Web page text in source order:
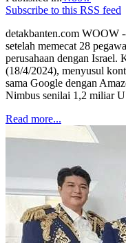
Subscribe to this RSS feed
detakbanten.com WOOW
setelah memecat 28
perusahaan dengan Israel.
(18/4/2024), menyusul
sama Google dengan
Nimbus senilai 1,2 miliar
Read more...